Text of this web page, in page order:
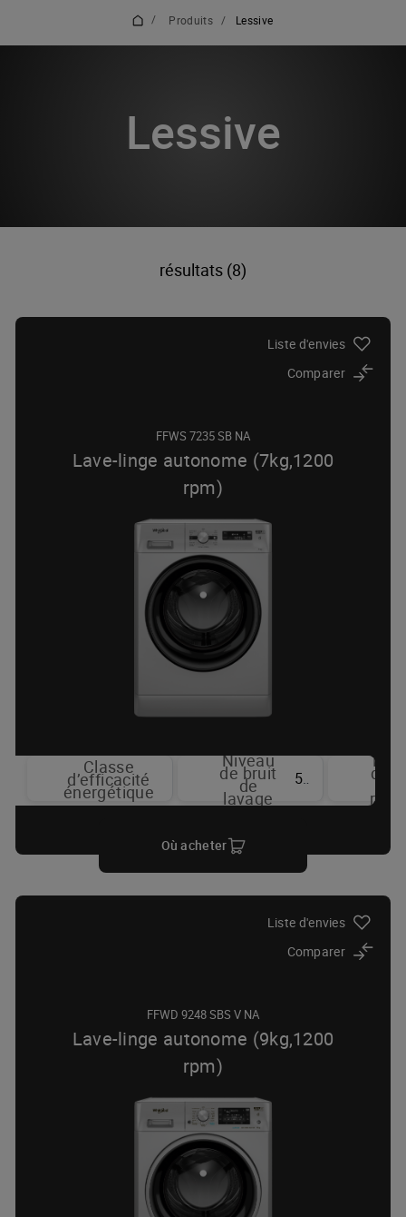
/ Produits / Lessive
Lessive
résultats (8)
Liste d'envies
Comparer
FFWS 7235 SB NA
Lave-linge autonome (7kg,1200
rpm)
Classe
d’efficacité
énergétique
Niveau
de bruit
de
lavage
59 dBA de
Où acheter
Liste d'envies
Comparer
FFWD 9248 SBS V NA
Lave-linge autonome (9kg,1200
rpm)